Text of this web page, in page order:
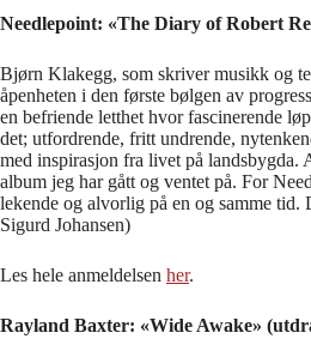
Needlepoint: «The Diary of Robert
Bjørn Klakegg, som skriver musikk og
åpenheten i den første bølgen av
en befriende letthet hvor fascinerende
det; utfordrende, fritt undrende,
med inspirasjon fra livet på
album jeg har gått og ventet på. For
lekende og alvorlig på en og samme tid.
Sigurd Johansen)
Les hele anmeldelsen her.
Rayland Baxter: «Wide Awake»